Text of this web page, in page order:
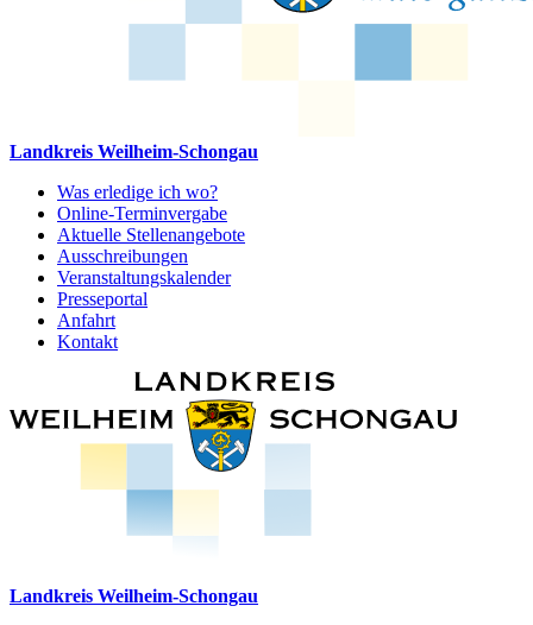
Landkreis Weilheim-Schongau
Was erledige ich wo?
Online-Terminvergabe
Aktuelle Stellenangebote
Ausschreibungen
Veranstaltungskalender
Presseportal
Anfahrt
Kontakt
Landkreis Weilheim-Schongau